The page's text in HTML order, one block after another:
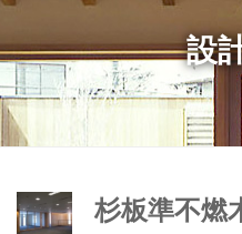
設
杉板準不燃